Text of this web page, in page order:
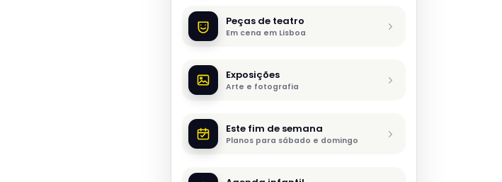
Peças de teatro
Em cena em Lisboa
Exposições
Arte e fotografia
Este fim de semana
Planos para sábado e domingo